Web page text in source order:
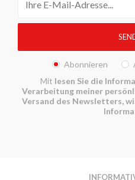
Abonnieren
Mit lesen Sie die
Verarbeitung meiner
Versand des Newsletters,